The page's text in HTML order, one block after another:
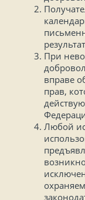
При
вправе
прав,
Любой